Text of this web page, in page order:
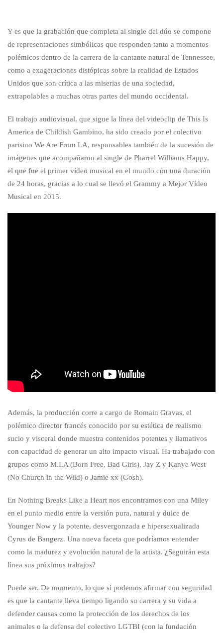
Y es que la grabación que completa al single del dúo se compone
de representaciones simbólicas que responden tanto a momentos
polémicos dentro de la carrera de la cantante natural de Tennessee,
como a exageraciones distópicas sobre la realidad de Estados
Unidos que son crítica a las miserias de una sociedad,
extrapolables a muchas otras partes del mundo occidental.
El trabajo audiovisual, que sigue la línea del videoclip de This Is
America de Childish Gambino, ha sido creado por el colectivo
parisino We Are From LA, responsables también de la sucesión de
imágenes que acompañaron al single de Pharrel Williams Happy,
el que fue el primer vídeo musical en el mundo con una duración
de 24 horas, gracias a lo cual se llevó el Grammy a Mejor Vídeo
Musical en 2015.
Además, la producción corre a cargo de Romain Gravas, el
polémico director francés conocido por su estética de realismo
sucio y visceral donde muestra contenidos potentes y llamativos
con capacidad de generar un alto impacto visual. Ha trabajado con
grupos como M.I.A (Born Free, Bad Girls), Jay Z y Kanye West
(No Church in the Wild) o Jamie xx (Gosh).
En Nothing Breaks Like a Heart nos encontramos con una Miley
en el punto medio entre la versión pura, natural y dulce de
Younger Now y la potente, desvergonzada e hipersexualizada
Cyrus de Bangerz. Una nueva faceta que podríamos entender
como la madurez y evolución natural de la artista. ¿Seguirán esta
línea sus próximos trabajos?
Puede ser. De momento, lo que sí podemos afirmar con seguridad
es que la cantante lleva tiempo ligando su carrera y su vida a
defender causas como la protección de los derechos de los
animales o la defensa del colectivo LGTBI (con la fundación